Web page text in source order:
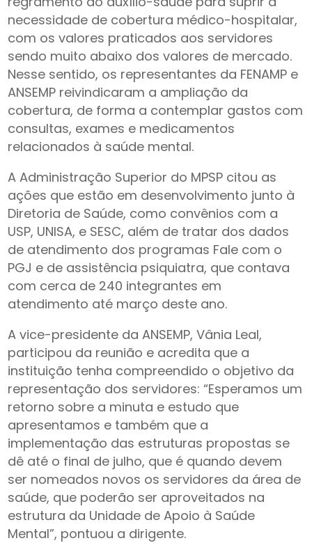
necessidade de cobertura médico-hospitalar,
com os valores praticados aos servidores
sendo muito abaixo dos valores de mercado.
Nesse sentido, os representantes da FENAMP e
ANSEMP reivindicaram a ampliação da
cobertura, de forma a contemplar gastos com
consultas, exames e medicamentos
relacionados à saúde mental.
A Administração Superior do MPSP citou as
ações que estão em desenvolvimento junto à
Diretoria de Saúde, como convênios com a
USP, UNISA, e SESC, além de tratar dos dados
de atendimento dos programas Fale com o
PGJ e de assistência psiquiatra, que contava
com cerca de 240 integrantes em
atendimento até março deste ano.
A vice-presidente da ANSEMP, Vânia Leal,
participou da reunião e acredita que a
instituição tenha compreendido o objetivo da
representação dos servidores: “Esperamos um
retorno sobre a minuta e estudo que
apresentamos e também que a
implementação das estruturas propostas se
dê até o final de julho, que é quando devem
ser nomeados novos os servidores da área de
saúde, que poderão ser aproveitados na
estrutura da Unidade de Apoio à Saúde
Mental”, pontuou a dirigente.